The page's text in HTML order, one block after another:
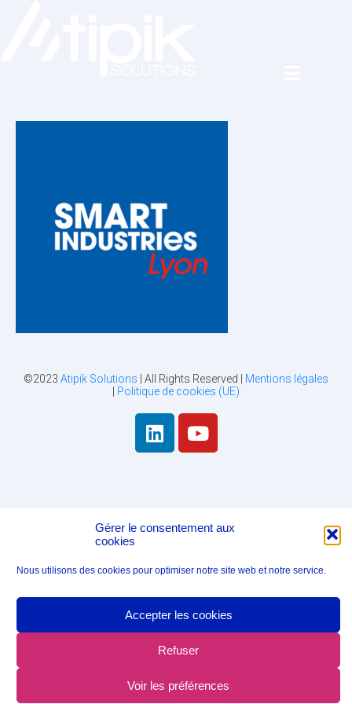
Gérer le consentement aux
cookies
Nous utilisons des cookies pour optimiser notre site web et notre service.
Accepter les cookies
Refuser
Voir les préférences
©2023 Atipik Solutions | All Rights Reserved | Mentions légales
Politique de cookies (UE)